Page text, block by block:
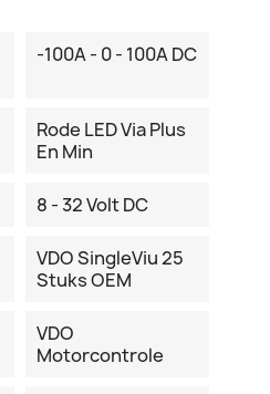
-100A - 0 - 100A DC
Rode LED Via Plus
En Min
8 - 32 Volt DC
VDO SingleViu 25
Stuks OEM
VDO
Motorcontrole